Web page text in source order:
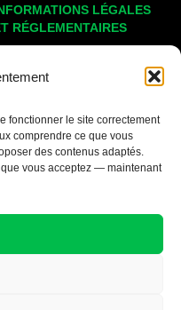
fonctionner le site correctement
comprendre ce que vous
des contenus adaptés.
vous acceptez — maintenant
LÉGALES
RÉGLEMENTAIRES
des données
générales